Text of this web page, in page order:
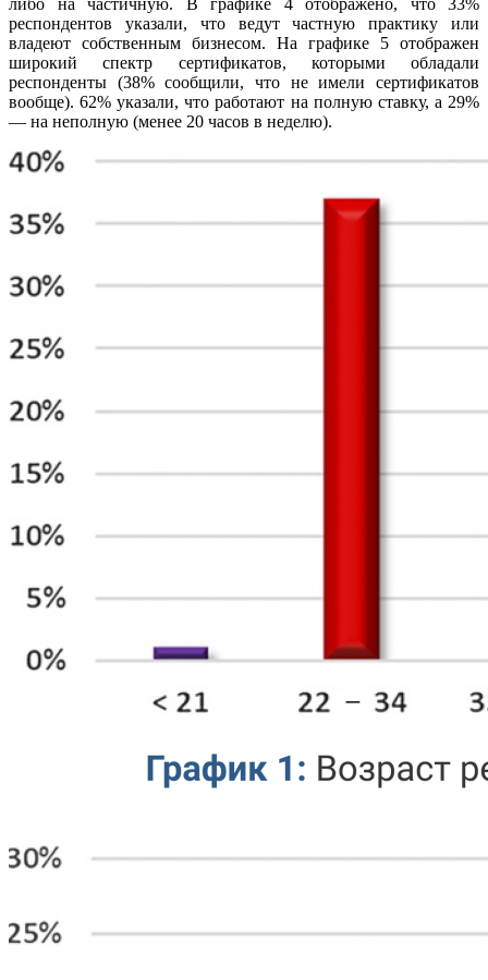
респондентов указали, что ведут частную практику или
владеют собственным бизнесом. На графике 5 отображен
широкий спектр сертификатов, которыми обладали
респонденты (38% сообщили, что не имели сертификатов
вообще). 62% указали, что работают на полную ставку, а 29%
— на неполную (менее 20 часов в неделю).